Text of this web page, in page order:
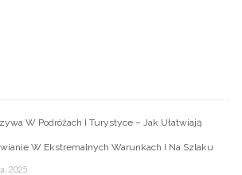
W Podróżach I Turystyce – Jak Ułatwiają
W Ekstremalnych Warunkach I Na Szlaku
2025